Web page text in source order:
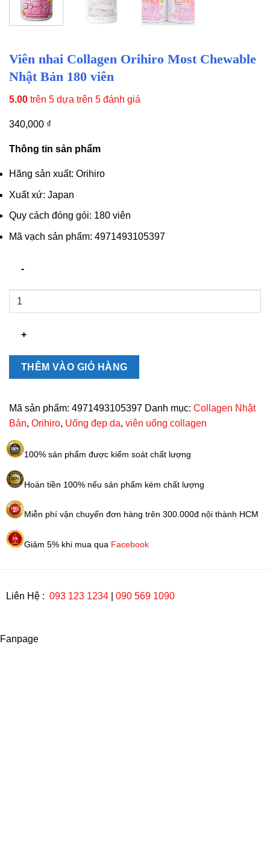
Viên nhai Collagen Orihiro Most Chewable
Nhật Bản 180 viên
5.00 trên 5 dựa trên 5 đánh giá
340,000 ₫
Thông tin sản phẩm
Hãng sản xuất: Orihiro
Xuất xứ: Japan
Quy cách đóng gói: 180 viên
Mã vạch sản phẩm: 4971493105397
Viên
Orihiro
Chewable
Nhật
180
viên
lượng
THÊM VÀO GIỎ HÀNG
Mã sản phẩm: 4971493105397 Danh mục: Collagen Nhật
Bản, Orihiro, Uống đẹp da, viên uống collagen
100% sản phẩm được kiểm soát chất lượng
Hoàn tiền 100% nếu sản phẩm kém chất lượng
Miễn phí vận chuyển đơn hàng trên 300.000đ nội thành HCM
Giảm 5% khi mua qua Facebook
Liên Hệ : 093 123 1234 090 569 1090
Fanpage